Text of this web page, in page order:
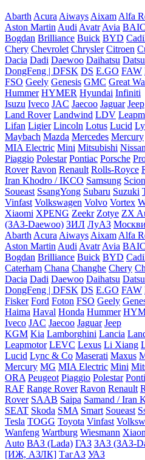
Abarth Acura Aiways Aixam Alfa
Aston Martin Audi Avatr Avia BAIC
Bogdan Brilliance Buick BYD
Chery Chevrolet Chrysler Citroen
Dacia Dadi Daewoo Daihatsu
DongFeng | DFSK DS E.GO FAW
FSO Geely Genesis GMC Great
Hummer HYMER Hyundai Infiniti
Isuzu Iveco JAC Jaecoo Jaguar Jeep
Land Rover Landwind LDV
Lifan Ligier Lincoln Lotus Lucid
Maybach Mazda Mercedes Mercury
MIA Electric Mini Mitsubishi Nissan
Piaggio Polestar Pontiac Porsche
Rover Ravon Renault Rolls-Royce
Iran Khodro / IKCO Samsung Scion
Soueast SsangYong Subaru Suzuki
Vinfast Volkswagen Volvo Vortex
Xiaomi XPENG Zeekr Zotye ZX
(ЗАЗ-Daewoo) ЗИЛ ЛуАЗ
Abarth Acura Aiways Aixam Alfa
Aston Martin Audi Avatr Avia BAIC
Bogdan Brilliance Buick BYD
Caterham Chana Changhe Chery
Dacia Dadi Daewoo Daihatsu
DongFeng | DFSK DS E.GO FAW
Fisker Ford Foton FSO Geely
Haima Haval Honda Hummer
Iveco JAC Jaecoo Jaguar Jeep
KGM Kia Lamborghini Lancia
Leapmotor LEVC Lexus Li Xiang
Lucid Lync & Co Maserati Maxus
Mercury MG MIA Electric Mini
ORA Peugeot Piaggio Polestar
RAF Range Rover Ravon Renault
Rover SAAB Saipa Samand / Iran
SEAT Skoda SMA Smart Soueast
Tesla TOGG Toyota Vinfast
Wanfeng Wartburg Wiesmann
Auto ВАЗ (Lada) ГАЗ ЗАЗ (ЗАЗ-
[ИЖ, АЗЛК] ТагАЗ УАЗ